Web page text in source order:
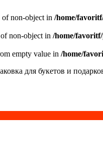
non-object in /home/
non-object in /home/
empty value in /home/
для букетов и